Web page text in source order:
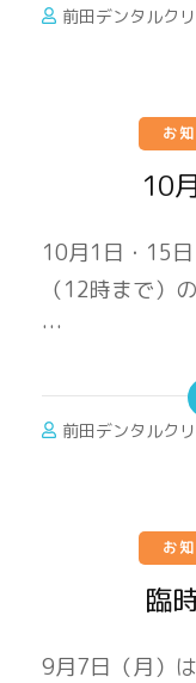
前田デンタルク
お
10
10月1日・15
（12時まで）
…
前田デンタルク
お
臨
9月7日（月）